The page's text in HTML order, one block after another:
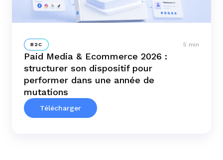
B2C 5 min
Paid Media & Ecommerce 2026 :
structurer son dispositif pour
performer dans une année de
mutations
Télécharger